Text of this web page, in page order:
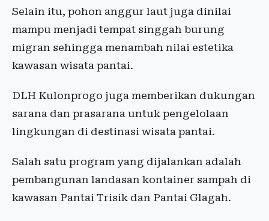
Selain itu, pohon anggur laut juga dinilai
mampu menjadi tempat singgah burung
migran sehingga menambah nilai estetika
kawasan wisata pantai.
DLH Kulonprogo juga memberikan dukungan
sarana dan prasarana untuk pengelolaan
lingkungan di destinasi wisata pantai.
Salah satu program yang dijalankan adalah
pembangunan landasan kontainer sampah di
kawasan Pantai Trisik dan Pantai Glagah.